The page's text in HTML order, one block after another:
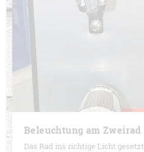
Beleuchtung am Zweirad
Das Rad ins richtige Licht gesetzt